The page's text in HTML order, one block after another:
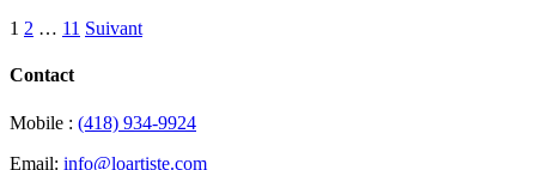
1 2 … 11 Suivant
Contact
Mobile : (418) 934-9924
Email: info@loartiste.com